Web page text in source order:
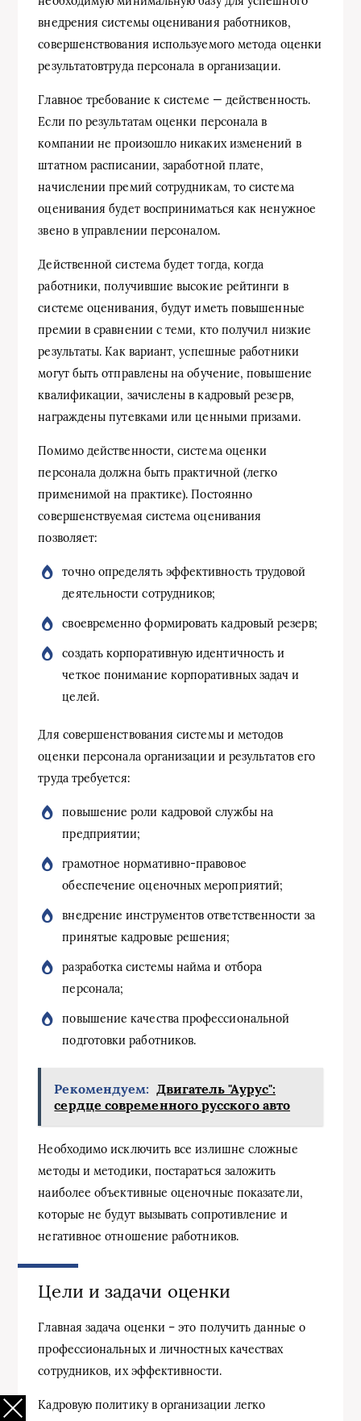
внедрения системы оценивания работников,
совершенствования используемого метода оценки
результатовтруда персонала в организации.
Главное требование к системе — действенность.
Если по результатам оценки персонала в
компании не произошло никаких изменений в
штатном расписании, заработной плате,
начислении премий сотрудникам, то система
оценивания будет восприниматься как ненужное
звено в управлении персоналом.
Действенной система будет тогда, когда
работники, получившие высокие рейтинги в
системе оценивания, будут иметь повышенные
премии в сравнении с теми, кто получил низкие
результаты. Как вариант, успешные работники
могут быть отправлены на обучение, повышение
квалификации, зачислены в кадровый резерв,
награждены путевками или ценными призами.
Помимо действенности, система оценки
персонала должна быть практичной (легко
применимой на практике). Постоянно
совершенствуемая система оценивания
позволяет:
точно определять эффективность трудовой
деятельности сотрудников;
своевременно формировать кадровый резерв;
создать корпоративную идентичность и
четкое понимание корпоративных задач и
целей.
Для совершенствования системы и методов
оценки персонала организации и результатов его
труда требуется:
повышение роли кадровой службы на
предприятии;
грамотное нормативно-правовое
обеспечение оценочных мероприятий;
внедрение инструментов ответственности за
принятые кадровые решения;
разработка системы найма и отбора
персонала;
повышение качества профессиональной
подготовки работников.
Рекомендуем: Двигатель "Аурус":
сердце современного русского авто
Необходимо исключить все излишне сложные
методы и методики, постараться заложить
наиболее объективные оценочные показатели,
которые не будут вызывать сопротивление и
негативное отношение работников.
Цели и задачи оценки
Главная задача оценки – это получить данные о
профессиональных и личностных качествах
сотрудников, их эффективности.
Кадровую политику в организации легко